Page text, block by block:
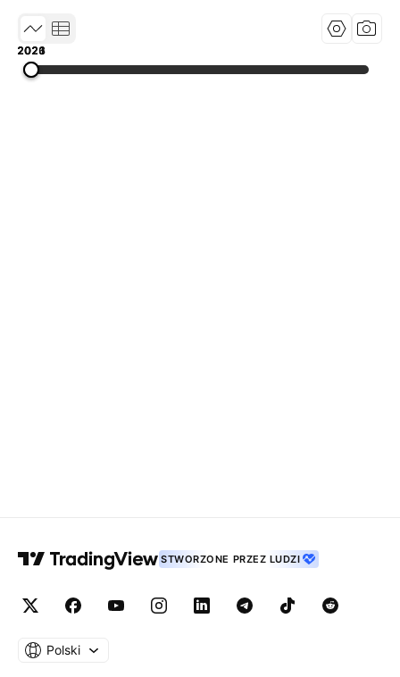
2021
2023
2026
STWORZONE PRZEZ LUDZI
Polski